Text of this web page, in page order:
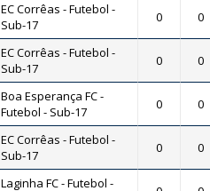
EC Corrêas - Futebol -
Sub-17
0 0
EC Corrêas - Futebol -
Sub-17
0 0
Boa Esperança FC -
Futebol - Sub-17
0 0
EC Corrêas - Futebol -
Sub-17
0 0
Laginha FC - Futebol -